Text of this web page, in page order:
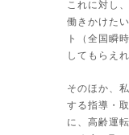
これに対し
働きかけた
ト（全国瞬
してもらえ
そのほか、
する指導・
に、高齢運